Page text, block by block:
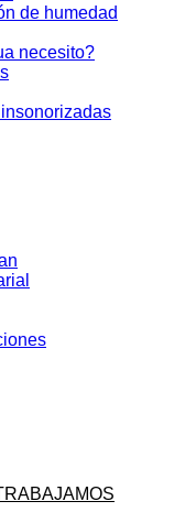
de humedad
necesito?